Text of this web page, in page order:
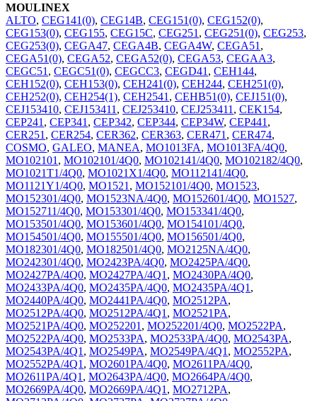
MOULINEX
ALTO, CEG141(0), CEG14B, CEG151(0), CEG152(0),
CEG153(0), CEG155, CEG15C, CEG251 , CEG251(0), CEG253,
CEG253(0), CEGA47, CEGA4B, CEGA4W, CEGA51 ,
CEGA51(0), CEGA52, CEGA52(0), CEGA53, CEGAA3,
CEGC51 , CEGC51(0), CEGCC3, CEGD41 , CEH144,
CEH152(0), CEH153(0), CEH241(0), CEH244, CEH251(0),
CEH252(0), CEH254(1), CEH2541 , CEHB51(0), CEJ151(0),
CEJ153410, CEJ153411 , CEJ253410, CEJ253411 , CEK154,
CEP241 , CEP341 , CEP342, CEP344, CEP34W, CEP441 ,
CER251 , CER254, CER362, CER363, CER471 , CER474,
COSMO, GALEO, MANEA, MO1013FA, MO1013FA/4Q0,
MO102101 , MO102101/4Q0, MO102141/4Q0, MO102182/4Q0,
MO1021T1/4Q0, MO1021X1/4Q0, MO112141/4Q0,
MO1121Y1/4Q0, MO1521 , MO152101/4Q0, MO1523,
MO152301/4Q0, MO1523NA/4Q0, MO152601/4Q0, MO1527,
MO152711/4Q0, MO153301/4Q0, MO153341/4Q0,
MO153501/4Q0, MO153601/4Q0, MO154101/4Q0,
MO154501/4Q0, MO155501/4Q0, MO156501/4Q0,
MO182301/4Q0, MO182501/4Q0, MO2125NA/4Q0,
MO242301/4Q0, MO2423PA/4Q0, MO2425PA/4Q0,
MO2427PA/4Q0, MO2427PA/4Q1 , MO2430PA/4Q0,
MO2433PA/4Q0, MO2435PA/4Q0, MO2435PA/4Q1 ,
MO2440PA/4Q0, MO2441PA/4Q0, MO2512PA,
MO2512PA/4Q0, MO2512PA/4Q1 , MO2521PA,
MO2521PA/4Q0, MO252201 , MO252201/4Q0, MO2522PA,
MO2522PA/4Q0, MO2533PA, MO2533PA/4Q0, MO2543PA,
MO2543PA/4Q1 , MO2549PA, MO2549PA/4Q1 , MO2552PA,
MO2552PA/4Q1 , MO2601PA/4Q0, MO2611PA/4Q0,
MO2611PA/4Q1 , MO2643PA/4Q0, MO2664PA/4Q0,
MO2669PA/4Q0, MO2669PA/4Q1 , MO2712PA,